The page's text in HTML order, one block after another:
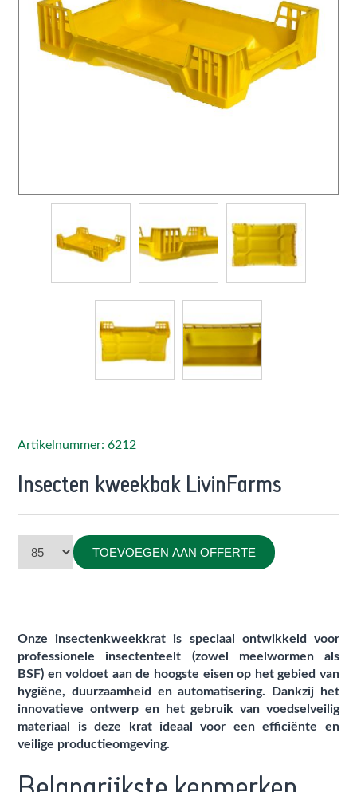
Artikelnummer: 6212
Insecten kweekbak LivinFarms
TOEVOEGEN AAN OFFERTE
Onze insectenkweekkrat is speciaal ontwikkeld voor
professionele insectenteelt (zowel meelwormen als
BSF) en voldoet aan de hoogste eisen op het gebied van
hygiëne, duurzaamheid en automatisering. Dankzij het
innovatieve ontwerp en het gebruik van voedselveilig
materiaal is deze krat ideaal voor een efficiënte en
veilige productieomgeving.